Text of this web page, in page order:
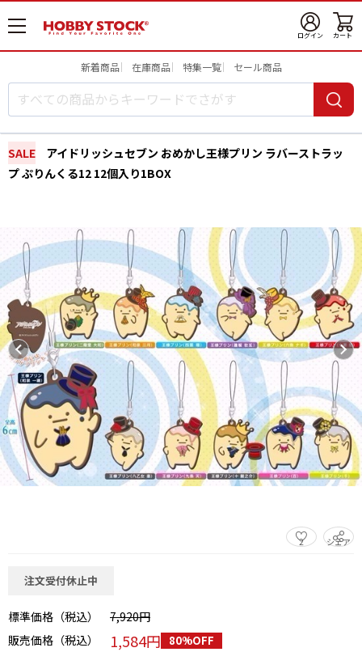
メ
ニ
開
ログイン カート
新着商品 在庫商品 特集一覧 セール商品
SALE
アイドリッシュセブン おめかし王様プリン ラバーストラッ
プ ぷりんくる12 12個入り1BOX
2 シェア
この商品をシェアする
注文受付休止中
標準価格（税込）
7,920円
販売価格（税込）
1,584円 80%OFF